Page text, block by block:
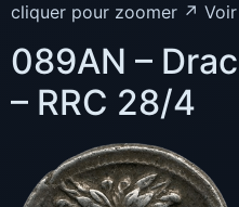
cliquer pour zoomer ↗
089AN –
– RRC 28/4